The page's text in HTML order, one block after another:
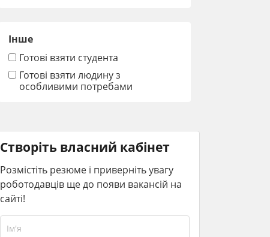
Інше
Готові взяти студента
Готові взяти людину з
особливими потребами
Створіть власний кабінет
Розмістіть резюме і приверніть увагу
роботодавців ще до появи вакансій на
сайті!